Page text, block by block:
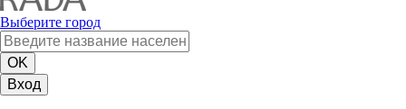
Выберите город
Вход